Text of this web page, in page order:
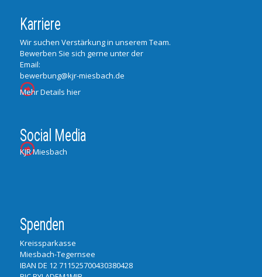
Karriere
Wir suchen Verstärkung in unserem Team.
Bewerben Sie sich gerne unter der
Email:
bewerbung@kjr-miesbach.de
Mehr Details hier
Social Media
KJR Miesbach
Spenden
Kreissparkasse
Miesbach-Tegernsee
IBAN DE 12 711525700430380428